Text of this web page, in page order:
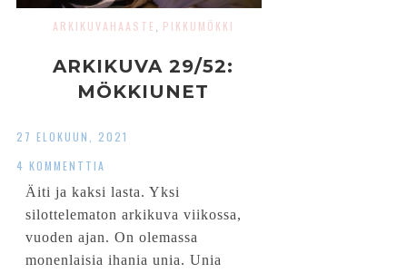
ARKIKUVAHAASTE PIKKUMÖKKI
ARKIKUVA 29/52:
MÖKKIUNET
27 ELOKUUN, 2021
4 KOMMENTTIA
Äiti ja kaksi lasta. Yksi
silottelematon arkikuva viikossa,
vuoden ajan. On olemassa
monenlaisia ihania unia. Unia